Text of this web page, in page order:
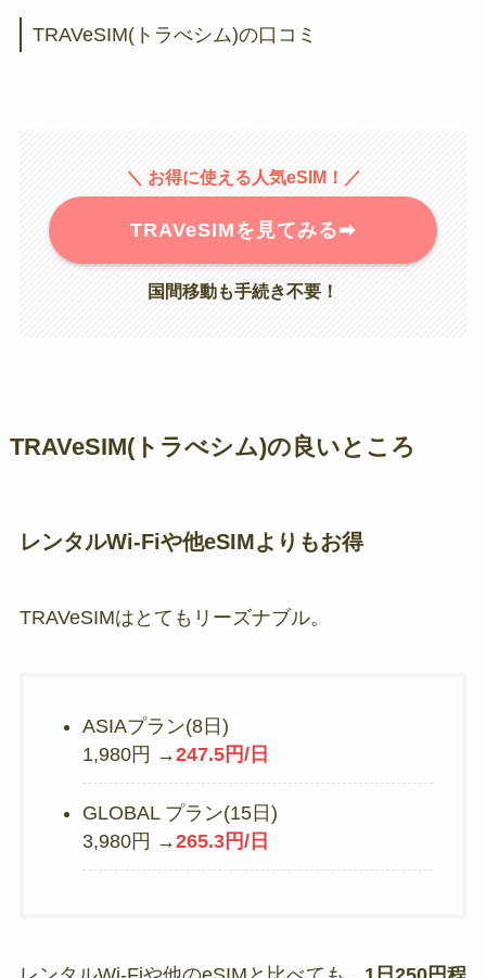
TRAVeSIM(トラべシム)の口コミ
＼ お得に使える人気eSIM！／
TRAVeSIMを見てみる➡︎
国間移動も手続き不要！
TRAVeSIM(トラべシム)の良いところ
レンタルWi-Fiや他eSIMよりもお得
TRAVeSIMはとてもリーズナブル。
ASIAプラン(8日)
1,980円 →247.5円/日
GLOBAL プラン(15日)
3,980円 →265.3円/日